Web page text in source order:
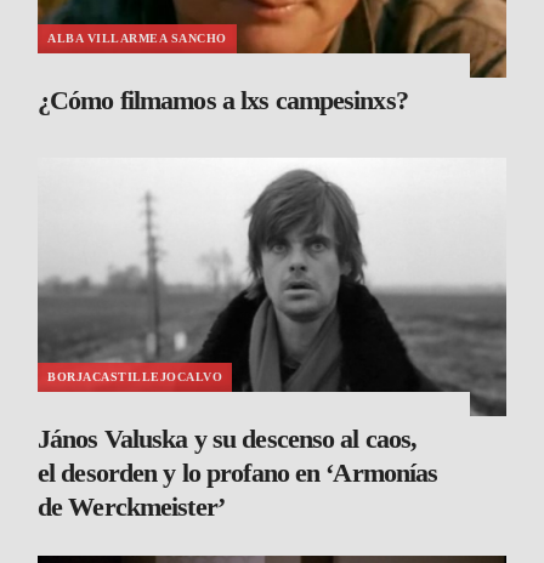
ALBA VILLARMEA SANCHO
¿Cómo filmamos a lxs campesinxs?
BORJACASTILLEJOCALVO
János Valuska y su descenso al caos,
el desorden y lo profano en ‘Armonías
de Werckmeister’